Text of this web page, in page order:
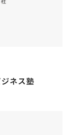
ネス塾